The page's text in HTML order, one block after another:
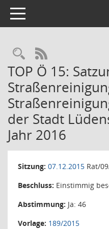
Toggle navigation
RSS-Feed
TOP Ö 15:
der Stadt
Jahr 2016
Sitzung: 07.12.2015 Rat/
Beschluss: Einstimmig
Abstimmung: Ja: 46
Vorlage: 189/2015